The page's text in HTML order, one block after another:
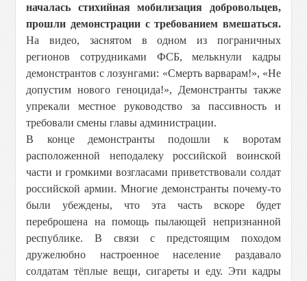
началась стихийная мобилизация добровольцев,
прошли демонстрации с требованием вмешаться.
На видео, заснятом в одном из пограничных
регионов сотрудниками ФСБ, мелькнули кадры
демонстрантов с лозунгами: «Смерть варварам!», «Не
допустим нового геноцида!», Демонстранты также
упрекали местное руководство за пассивность и
требовали смены главы администрации.
В конце демонстранты подошли к воротам
расположенной неподалеку российской воинской
части и громкими возгласами приветствовали солдат
российской армии. Многие демонстранты почему-то
были убеждены, что эта часть вскоре будет
переброшена на помощь пылающей непризнанной
республике. В связи с предстоящим походом
дружелюбно настроенное население раздавало
солдатам тёплые вещи, сигареты и еду. Эти кадры